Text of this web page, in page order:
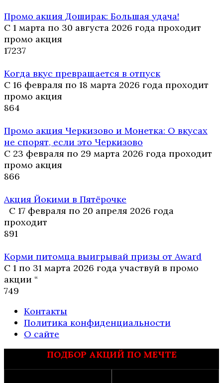
Промо акция Доширак: Большая удача!
С 1 марта по 30 августа 2026 года проходит
промо акция
17237
Когда вкус превращается в отпуск
С 16 февраля по 18 марта 2026 года проходит
промо акция
864
Промо акция Черкизово и Монетка: О вкусах
не спорят, если это Черкизово
С 23 февраля по 29 марта 2026 года проходит
промо акция
866
Акция Йокими в Пятёрочке
С 17 февраля по 20 апреля 2026 года
проходит
891
Корми питомца выигрывай призы от Award
С 1 по 31 марта 2026 года участвуй в промо
акции “
749
Контакты
Политика конфиденциальности
О сайте
ПОДБОР АКЦИЙ ПО МЕЧТЕ